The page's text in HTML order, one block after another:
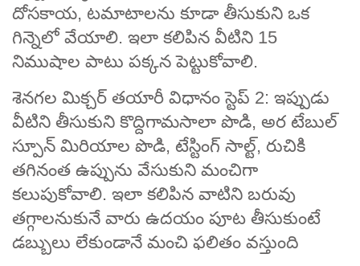
దోసకాయ, టమాటాలను కూడా తీసుకుని ఒక
గిన్నెలో వేయాలి. ఇలా కలిపిన వీటిని 15
నిముషాల పాటు పక్కన పెట్టుకోవాలి.
శెనగల మిక్చర్ తయారీ విధానం స్టెప్ 2: ఇప్పుడు
వీటిని తీసుకుని కొద్దిగామసాలా పొడి, అర టేబుల్
స్పూన్ మిరియాల పొడి, టేస్టింగ్ సాల్ట్, రుచికి
తగినంత ఉప్పును వేసుకుని మంచిగా
కలుపుకోవాలి. ఇలా కలిపిన వాటిని బరువు
తగ్గాలనుకునే వారు ఉదయం పూట తీసుకుంటే
డబ్బులు లేకుండానే మంచి ఫలితం వస్తుంది